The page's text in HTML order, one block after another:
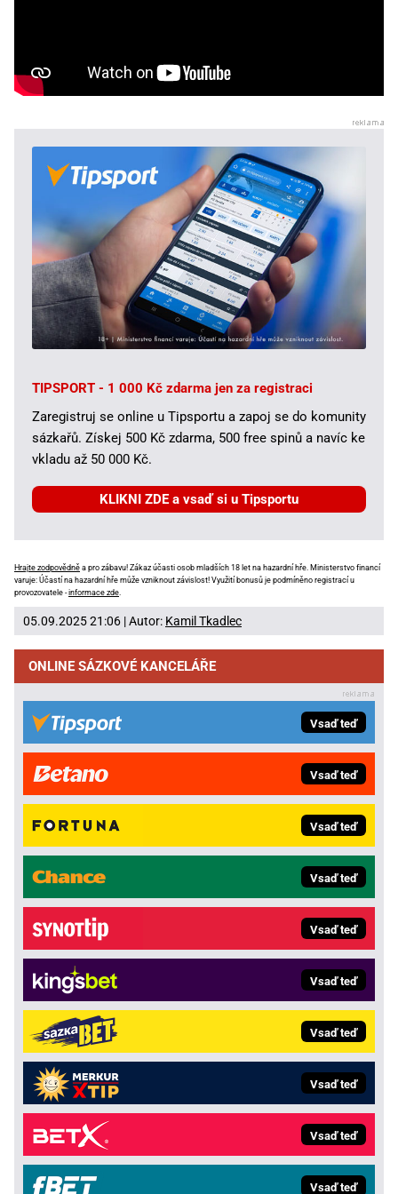
TIPSPORT - 1 000 Kč zdarma jen za registraci
Zaregistruj se online u Tipsportu a zapoj se do komunity
sázkařů. Získej 500 Kč zdarma, 500 free spinů a navíc ke
vkladu až 50 000 Kč.
KLIKNI ZDE a vsaď si u Tipsportu
Hrajte zodpovědně a pro zábavu! Zákaz účasti osob mladších 18 let na hazardní hře. Ministerstvo financí
varuje: Účastí na hazardní hře může vzniknout závislost! Využití bonusů je podmíněno registrací u
provozovatele -informace zde
05.09.2025 21:06 | Autor: Kamil Tkadlec
ONLINE SÁZKOVÉ KANCELÁŘE
Vsaď teď
Vsaď teď
Vsaď teď
Vsaď teď
Vsaď teď
Vsaď teď
Vsaď teď
Vsaď teď
Vsaď teď
Vsaď teď